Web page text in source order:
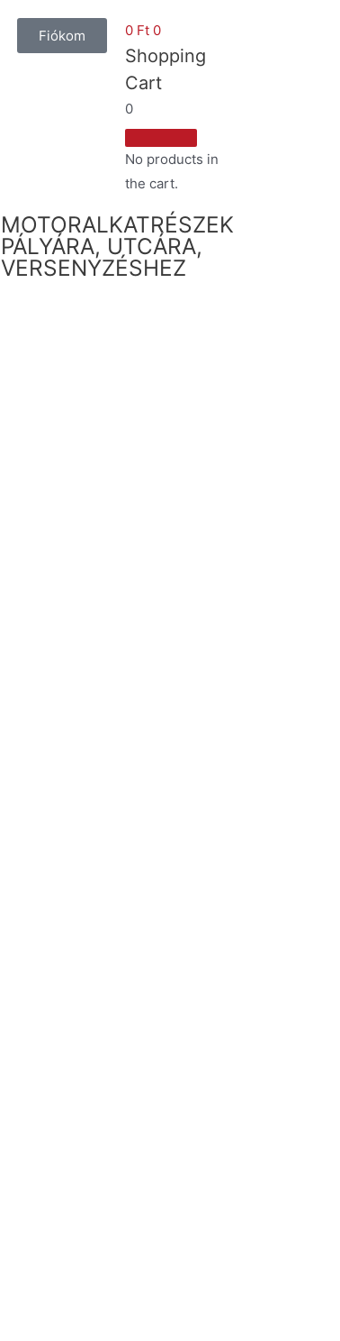
Fiókom 0 Ft 0
Shopping
Cart
0
No products in
the cart.
MOTORALKATRÉSZEK
PÁLYÁRA, UTCÁRA,
VERSENYZÉSHEZ